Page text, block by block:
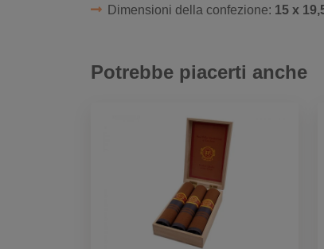
Dimensioni della confezione: 15 x
Potrebbe piacerti anche